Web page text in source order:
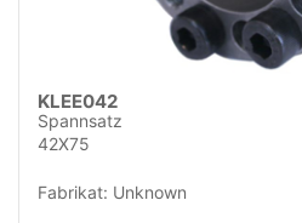
KLEE042
Spannsatz
42X75
Fabrikat: Unknown